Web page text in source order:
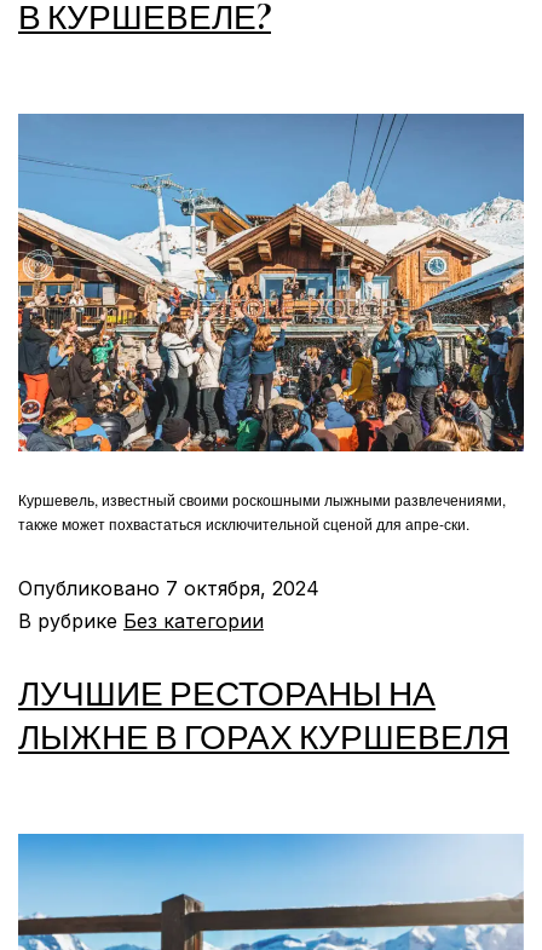
В КУРШЕВЕЛЕ?
Куршевель, известный своими роскошными лыжными развлечениями,
также может похвастаться исключительной сценой для апре-ски.
Опубликовано 7 октября, 2024
В рубрике Без категории
ЛУЧШИЕ РЕСТОРАНЫ НА
ЛЫЖНЕ В ГОРАХ КУРШЕВЕЛЯ